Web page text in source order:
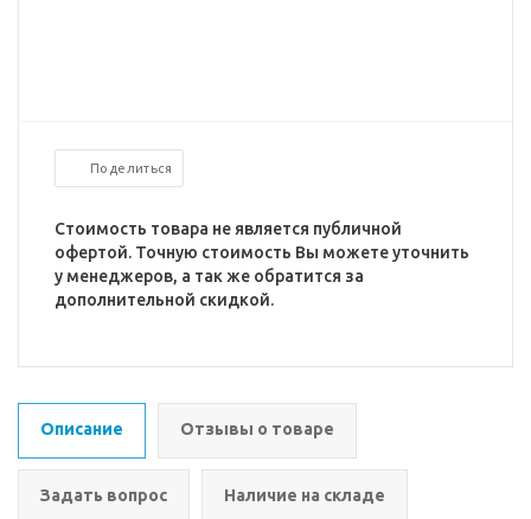
Поделиться
Стоимость товара не является публичной
офертой. Точную стоимость Вы можете уточнить
у менеджеров, а так же обратится за
дополнительной скидкой.
Описание Отзывы о товаре
Задать вопрос Наличие на складе